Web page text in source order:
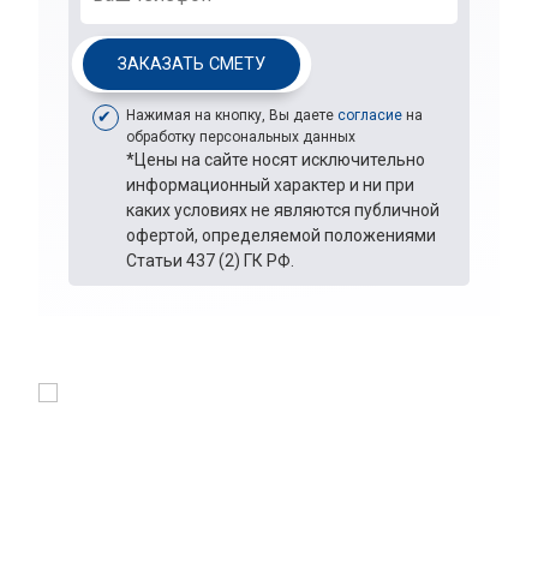
ЗАКАЗАТЬ СМЕТУ
Нажимая на кнопку, Вы даете согласие на
обработку персональных данных
*Цены на сайте носят исключительно
информационный характер и ни при
каких условиях не являются публичной
офертой, определяемой положениями
Статьи 437 (2) ГК РФ.